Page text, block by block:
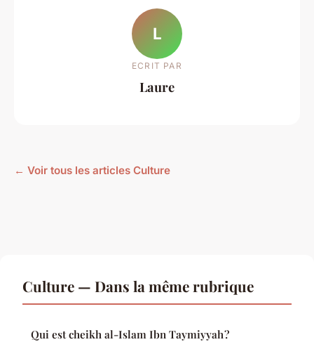
L
ECRIT PAR
Laure
← Voir tous les articles Culture
Culture — Dans la même rubrique
Qui est cheikh al-Islam Ibn Taymiyyah ?